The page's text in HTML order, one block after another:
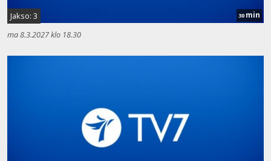
Jakso: 3 30 min
ma 8.3.2027 klo 18.30